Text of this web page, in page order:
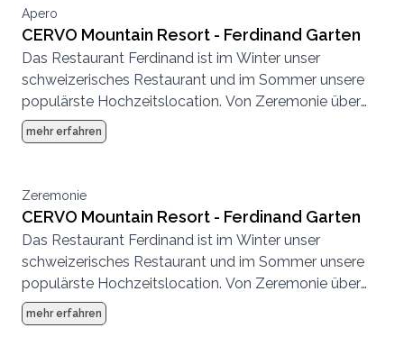
Apero
CERVO Mountain Resort - Ferdinand Garten
Das Restaurant Ferdinand ist im Winter unser
schweizerisches Restaurant und im Sommer unsere
populärste Hochzeitslocation. Von Zeremonie über
Abendessen bis zur Party, hier können wir eine
komplette Hochzeit von Anfang bis Ende
mehr erfahren
Zeremonie
CERVO Mountain Resort - Ferdinand Garten
Das Restaurant Ferdinand ist im Winter unser
schweizerisches Restaurant und im Sommer unsere
populärste Hochzeitslocation. Von Zeremonie über
Abendessen bis zur Party, hier können wir eine
komplette Hochzeit von Anfang bis Ende
mehr erfahren